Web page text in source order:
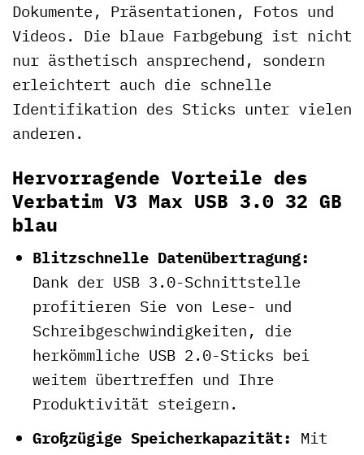
Dokumente, Präsentationen, Fotos und
Videos. Die blaue Farbgebung ist nicht
nur ästhetisch ansprechend, sondern
erleichtert auch die schnelle
Identifikation des Sticks unter vielen
anderen.
Hervorragende Vorteile des
Verbatim V3 Max USB 3.0 32 GB
blau
Blitzschnelle Datenübertragung:
Dank der USB 3.0-Schnittstelle
profitieren Sie von Lese- und
Schreibgeschwindigkeiten, die
herkömmliche USB 2.0-Sticks bei
weitem übertreffen und Ihre
Produktivität steigern.
Großzügige Speicherkapazität: Mit